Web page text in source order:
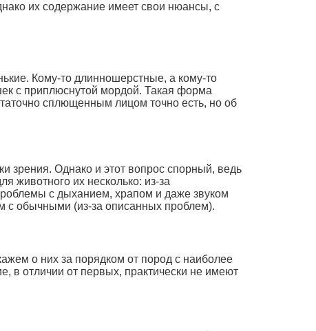
их содержание имеет свои нюансы, с
Кому-то длинношерстные, а кому-то
с приплюснутой мордой. Такая форма
сплющенным лицом точно есть, но об
зрения. Однако и этот вопрос спорный, ведь
животного их несколько: из-за
с дыханием, храпом и даже звуком
с обычными (из-за описанных проблем).
о них за порядком от пород с наиболее
в отличии от первых, практически не имеют